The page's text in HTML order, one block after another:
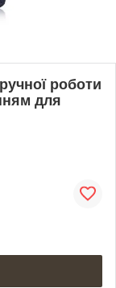
роботи
для